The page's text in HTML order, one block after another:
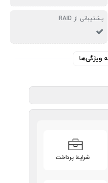
پشتیبانی از RAID
ویژگی‌ها
شرایط پرداخت